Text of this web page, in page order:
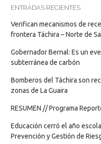
ENTRADAS RECIENTES
Verifican mecanismos de
frontera Táchira – Norte de
Gobernador Bernal: Es un
subterránea de carbón
Bomberos del Táchira son
zonas de La Guaira
RESUMEN // Programa
Educación cerró el año
Prevención y Gestión de